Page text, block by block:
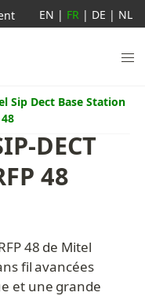
Sip Dect Base Station
DECT
48
48 de Mitel
fil avancées
et une grande
EN | FR | DE | NL